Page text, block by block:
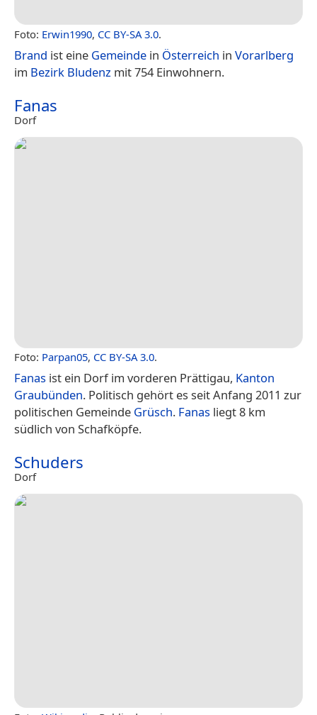
Foto: Erwin1990, CC BY-SA 3.0.
Brand ist eine Gemeinde in Österreich in Vorarlberg
im Bezirk Bludenz mit 754 Einwohnern.
Fanas
Dorf
Foto: Parpan05, CC BY-SA 3.0.
Fanas ist ein Dorf im vorderen Prättigau, Kanton
Graubünden. Politisch gehört es seit Anfang 2011 zur
politischen Gemeinde Grüsch. Fanas liegt 8 km
südlich von Schafköpfe.
Schuders
Dorf